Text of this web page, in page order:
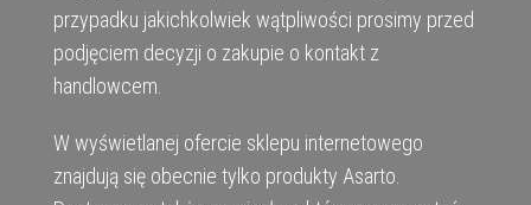
przypadku jakichkolwiek wątpliwości prosimy przed
podjęciem decyzji o zakupie o kontakt z
handlowcem.
W wyświetlanej ofercie sklepu internetowego
znajdują się obecnie tylko produkty Asarto.